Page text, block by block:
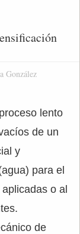
González
lento
de un
y
para el
o al
de